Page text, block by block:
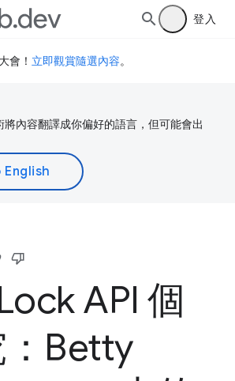
登入
會！ 立即觀賞隨選內容。
內容翻譯成你偏好的語言，但可能會出
API 個
Betty